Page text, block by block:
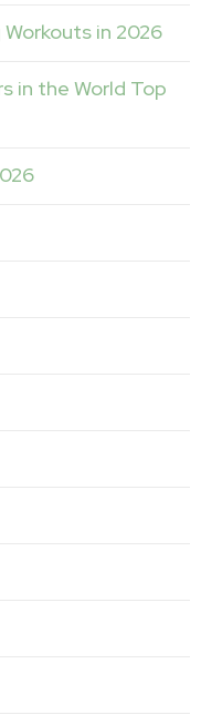
in 2026
in the World Top